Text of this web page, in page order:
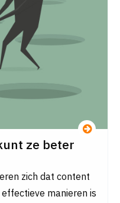
ze beter
zich dat content
manieren is